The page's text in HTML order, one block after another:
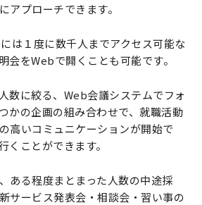
アプローチできます。
は１度に数千人までアクセス可能な
会をWebで開くことも可能です。
数に絞る、Web会議システムでフォ
かの企画の組み合わせで、就職活動
高いコミュニケーションが開始で
くことができます。
ある程度まとまった人数の中途採
サービス発表会・相談会・習い事の